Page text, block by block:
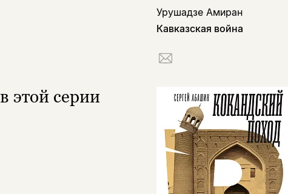
Урушадзе Амиран
Кавказская война
в этой серии